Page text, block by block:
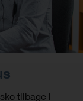
tilbage i